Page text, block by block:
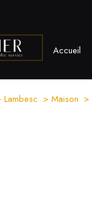
Accueil
Lambesc Maison